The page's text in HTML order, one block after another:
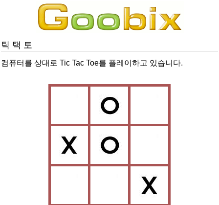
틱 택 토
컴퓨터를 상대로 Tic Tac Toe를 플레이하고 있습니다.